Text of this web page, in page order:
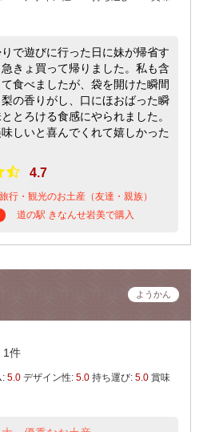
で遊びに行った日に妹が帰省す
きょ買って帰りました。私も含
食べましたが、袋を開けた瞬間
の香りがし、口にほおばった瞬
とろける食感にやられました。
しいと喜んでくれて嬉しかった
4.7
旅行・観光のお土産（友達・親族）
道の駅 きなんせ岩美で購入
ようかん
1件
: 5.0 デザイン性: 5.0 持ち運び: 5.0 賞味